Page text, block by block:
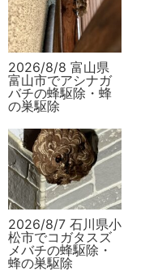
2026/8/8 富山県
富山市でアシナガ
バチの蜂駆除・蜂
の巣駆除
2026/8/7 石川県小
松市でコガタスズ
メバチの蜂駆除・
蜂の巣駆除